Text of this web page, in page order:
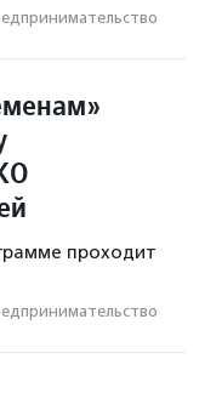
проходит